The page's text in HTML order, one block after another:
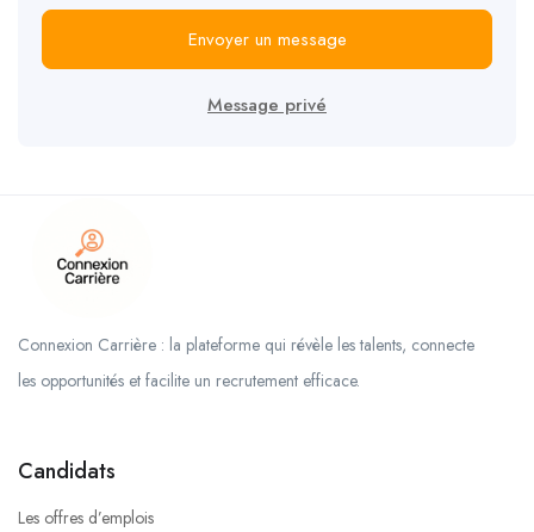
Envoyer un message
Message privé
Connexion Carrière : la plateforme qui révèle les talents, connecte
les opportunités et facilite un recrutement efficace.
Candidats
Les offres d’emplois